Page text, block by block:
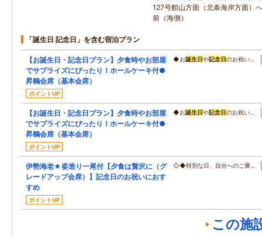
127号館山方面（北条海岸方面）
前（海側）
「誕生日 記念日」を含む宿泊プラン
【お誕生日・記念日プラン】夕食時やお部屋
でサプライズにぴったり！ホールケーキ付●
昇鶴会席（基本会席）
ポイントUP
◆お誕生日や記念日のお祝い…
【お誕生日・記念日プラン】夕食時やお部屋
でサプライズにぴったり！ホールケーキ付●
昇鶴会席（基本会席）
ポイントUP
◆お誕生日や記念日のお祝い…
伊勢海老★姿造り一尾付【夕食は贅沢に（グ
レードアップ会席）】記念日のお祝いにおす
すめ
ポイントUP
◇◆特別な日、自分へのご褒…
この施